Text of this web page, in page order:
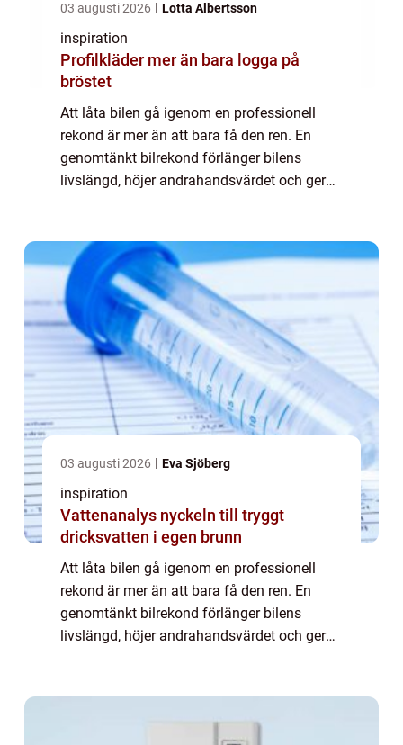
03 augusti 2026 Lotta Albertsson
inspiration
Profilkläder mer än bara logga på
bröstet
Att låta bilen gå igenom en professionell
rekond är mer än att bara få den ren. En
genomtänkt bilrekond förlänger bilens
livslängd, höjer andrahandsvärdet och ger
03 augusti 2026 Eva Sjöberg
inspiration
Vattenanalys nyckeln till tryggt
dricksvatten i egen brunn
Att låta bilen gå igenom en professionell
rekond är mer än att bara få den ren. En
genomtänkt bilrekond förlänger bilens
livslängd, höjer andrahandsvärdet och ger